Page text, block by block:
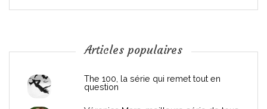
n
Articles populaires
The 100, la série qui remet tout en
question